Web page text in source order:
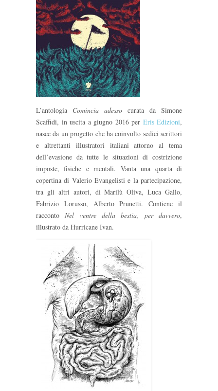
L’antologia Comincia adesso curata da Simone
Scaffidi, in uscita a giugno 2016 per Eris Edizioni,
nasce da un progetto che ha coinvolto sedici scrittori
e altrettanti illustratori italiani attorno al tema
dell’evasione da tutte le situazioni di costrizione
imposte, fisiche e mentali. Vanta una quarta di
copertina di Valerio Evangelisti e la partecipazione,
tra gli altri autori, di Marilù Oliva, Luca Gallo,
Fabrizio Lorusso, Alberto Prunetti. Contiene il
raccontoNel ventre della bestia, per davvero,
illustrato da Hurricane Ivan.